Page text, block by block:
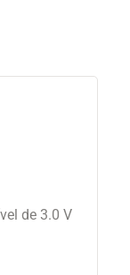
de 3.0 V